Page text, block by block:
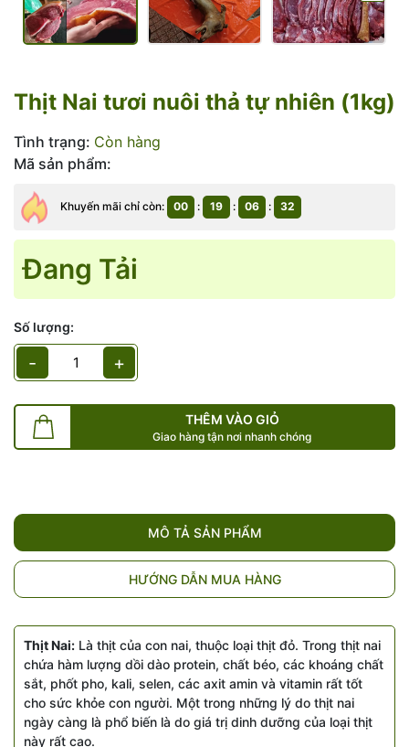
Thịt Nai tươi nuôi thả tự nhiên (1kg)
Tình trạng: Còn hàng
Mã sản phẩm:
Khuyến mãi chỉ còn: 00 : 19 : 06 : 31
Đang Tải
Số lượng:
- +
THÊM VÀO GIỎ
Giao hàng tận nơi nhanh chóng
MÔ TẢ SẢN PHẨM
HƯỚNG DẪN MUA HÀNG
Thịt Nai: Là thịt của con nai, thuộc loại thịt đỏ. Trong thịt nai
chứa hàm lượng dồi dào protein, chất béo, các khoáng chất
sắt, phốt pho, kali, selen, các axit amin và vitamin rất tốt
cho sức khỏe con người. Một trong những lý do thịt nai
ngày càng là phổ biến là do giá trị dinh dưỡng của loại thịt
này rất cao.